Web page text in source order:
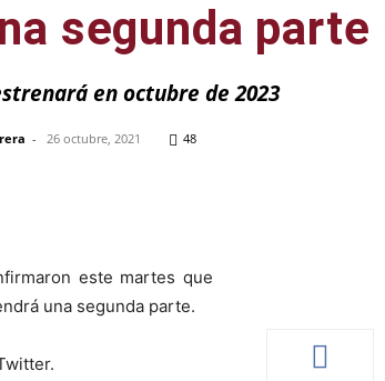
segunda parte
en octubre de 2023
- 26 octubre, 2021 48
este martes que
una segunda parte.